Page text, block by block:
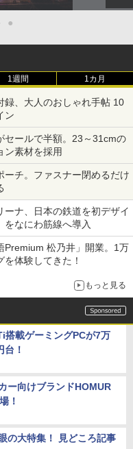
●
1週間 1カ月
録、大人のおしゃれ手帖 10
ン
セールで半額。23～31cmの
ン素材を採用
チ。ファスナー閉めるだけ
ナ、日本の鉄道を初デザイ
をなにわ筋線へ導入
Premium 松乃井」開業。1万
体験してきた！
もっと見る
搭載ゲーミングPCが7万
！
ー向けブランドHOMUR
！
の大特集！ 見どころ記事